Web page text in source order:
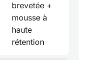
brevetée +
mousse à
haute
rétention